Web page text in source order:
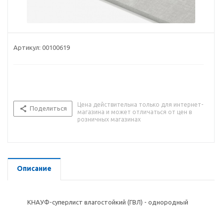
Артикул: 00100619
Поделиться
Цена действительна только для интернет-
магазина и может отличаться от цен в
розничных магазинах
Описание
КНАУФ-суперлист влагостойкий (ГВЛ) - однородный